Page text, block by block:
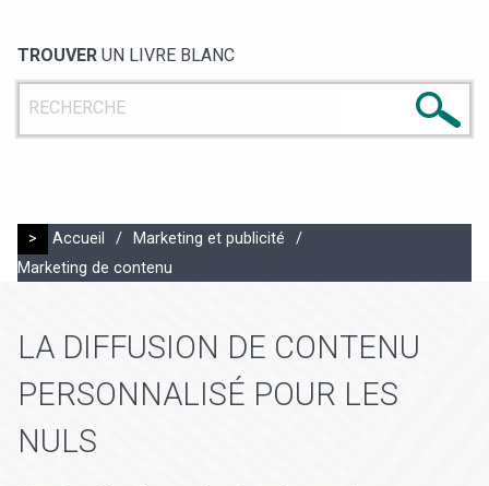
TROUVER UN LIVRE BLANC
> Accueil / Marketing et publicité
/
Marketing de contenu
LA DIFFUSION DE CONTENU
PERSONNALISÉ POUR LES
NULS